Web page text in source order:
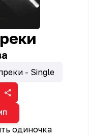
- Single
одиночка